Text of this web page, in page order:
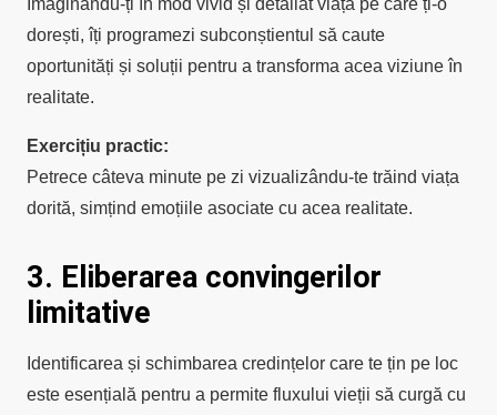
Imaginându-ți în mod vivid și detaliat viața pe care ți-o
dorești, îți programezi subconștientul să caute
oportunități și soluții pentru a transforma acea viziune în
realitate.
Exercițiu practic:
Petrece câteva minute pe zi vizualizându-te trăind viața
dorită, simțind emoțiile asociate cu acea realitate.
3. Eliberarea convingerilor
limitative
Identificarea și schimbarea credințelor care te țin pe loc
este esențială pentru a permite fluxului vieții să curgă cu